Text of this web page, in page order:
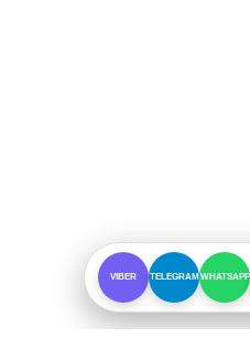
VIBER TELEGRAMWHATSAPP